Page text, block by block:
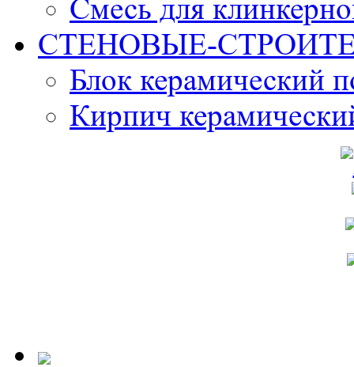
Смесь для
СТЕНОВЫЕ-
Блок керамический
Кирпич